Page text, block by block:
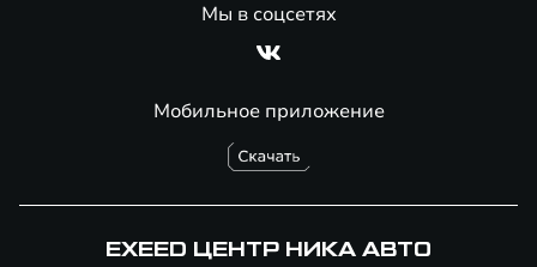
Мобильное приложение
Мы в соцсетях
EXEED ЦЕНТР НИКА АВТО